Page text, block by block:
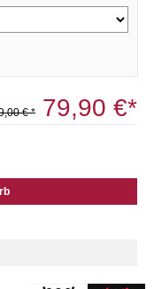
€ * 79,90 €*